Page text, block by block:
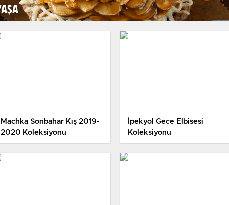
Machka Sonbahar Kış 2019-
2020 Koleksiyonu
İpekyol Gece Elbisesi
Koleksiyonu